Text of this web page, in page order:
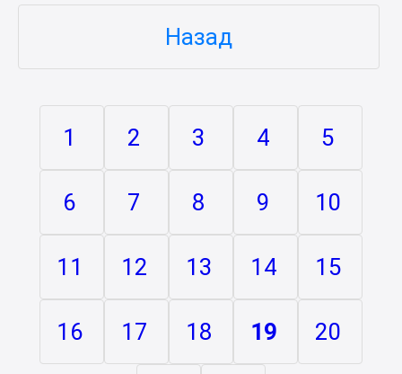
Назад
1 2 3 4 5
6 7 8 9 10
11 12 13 14 15
16 17 18 19 20